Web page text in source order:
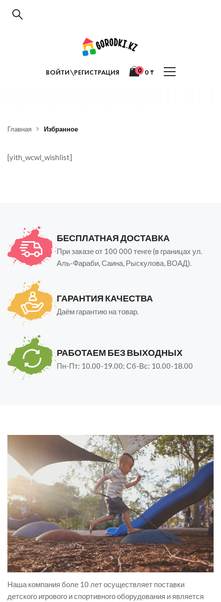
ВОЙТИ\РЕГИСТРАЦИЯ 0 0 ₸
Главная Избранное
[yith_wcwl_wishlist]
БЕСПЛАТНАЯ ДОСТАВКА
При заказе от 100 000 тенге (в границах ул.
Аль-Фараби, Саина, Рыскулова, ВОАД).
ГАРАНТИЯ КАЧЕСТВА
Даём гарантию на товар.
РАБОТАЕМ БЕЗ ВЫХОДНЫХ
Пн-Пт: 10.00-19.00; Сб-Вс: 10.00-18.00
Наша компания боле 10 лет осуществляет поставки
детского игрового и спортивного оборудования и является